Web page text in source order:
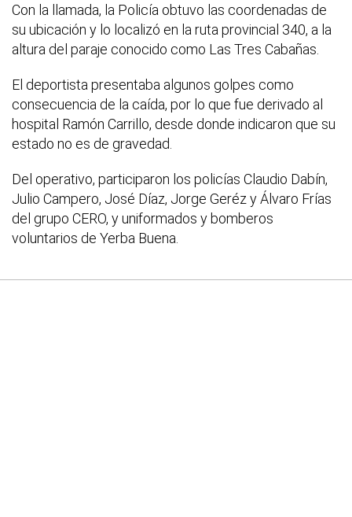
Con la llamada, la Policía obtuvo las coordenadas de
su ubicación y lo localizó en la ruta provincial 340, a la
altura del paraje conocido como Las Tres Cabañas.
El deportista presentaba algunos golpes como
consecuencia de la caída, por lo que fue derivado al
hospital Ramón Carrillo, desde donde indicaron que su
estado no es de gravedad.
Del operativo, participaron los policías Claudio Dabín,
Julio Campero, José Díaz, Jorge Geréz y Álvaro Frías
del grupo CERO, y uniformados y bomberos
voluntarios de Yerba Buena.